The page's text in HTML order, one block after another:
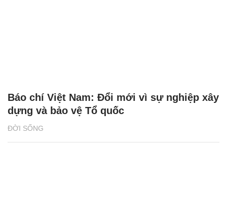
ĐỜI SỐNG
Báo chí Việt Nam: Đổi mới vì sự nghiệp xây
dựng và bảo vệ Tổ quốc